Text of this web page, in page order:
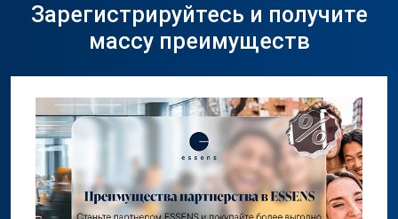
Зарегистрируйтесь и получите
массу преимуществ